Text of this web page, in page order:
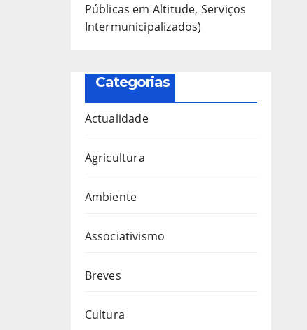
Públicas em Altitude, Serviços
Intermunicipalizados)
Categorias
Actualidade
Agricultura
Ambiente
Associativismo
Breves
Cultura